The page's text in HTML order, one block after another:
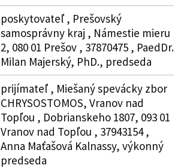
poskytovateľ , Prešovský
samosprávny kraj , Námestie mieru
2, 080 01 Prešov , 37870475 , PaedDr.
Milan Majerský, PhD., predseda
prijímateľ , Miešaný spevácky zbor
CHRYSOSTOMOS, Vranov nad
Topľou , Dobrianskeho 1807, 093 01
Vranov nad Topľou , 37943154 ,
Anna Maťašová Kalnassy, výkonný
predseda